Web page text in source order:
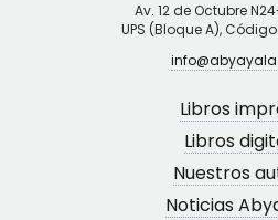
Av. 12 de Octubre
UPS (Bloque A),
Libros
Libros
Nuestros
Noticias